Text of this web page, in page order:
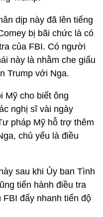
dịp này đã lên tiếng
bị bãi chức là có
của FBI. Có người
này là nhằm che giấu
Trump với Nga.
Mỹ cho biết ông
nghị sĩ vài ngày
pháp Mỹ hỗ trợ thêm
chủ yếu là điều
sau khi Ủy ban Tình
tiến hành điều tra
đẩy nhanh tiến độ